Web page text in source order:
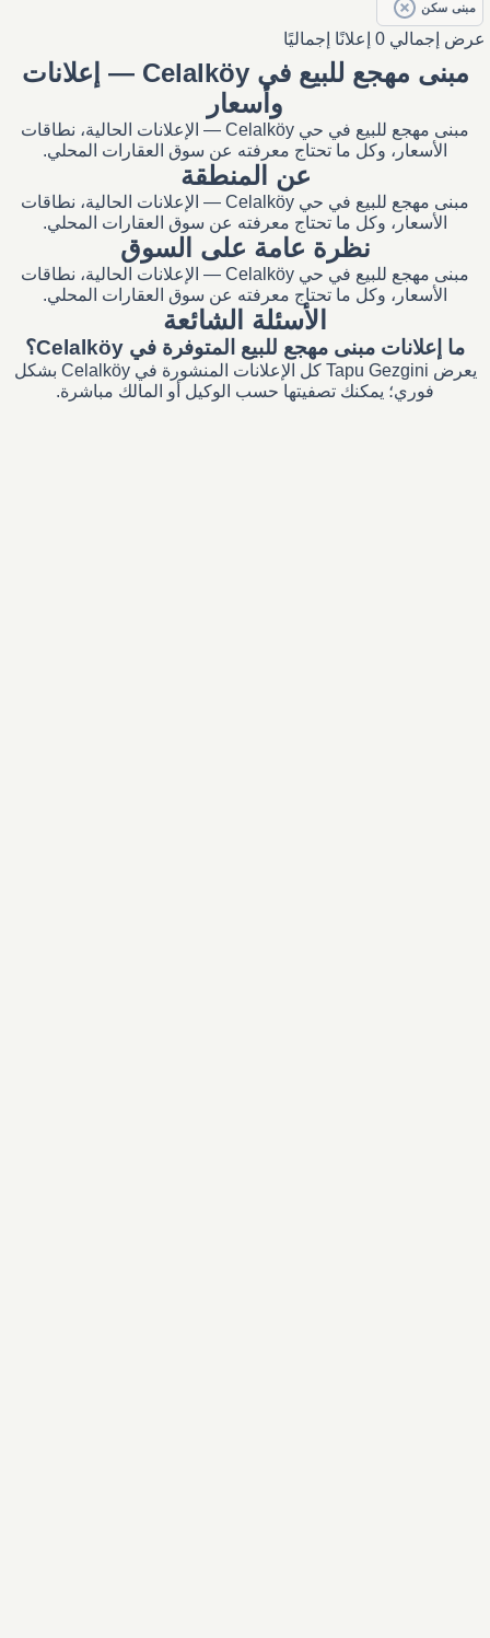
مبنى سكن
عرض إجمالي 0 إعلانًا إجماليًا
مبنى مهجع للبيع في Celalköy — إعلانات
وأسعار
مبنى مهجع للبيع في حي Celalköy — الإعلانات الحالية، نطاقات
الأسعار، وكل ما تحتاج معرفته عن سوق العقارات المحلي.
عن المنطقة
مبنى مهجع للبيع في حي Celalköy — الإعلانات الحالية، نطاقات
الأسعار، وكل ما تحتاج معرفته عن سوق العقارات المحلي.
نظرة عامة على السوق
مبنى مهجع للبيع في حي Celalköy — الإعلانات الحالية، نطاقات
الأسعار، وكل ما تحتاج معرفته عن سوق العقارات المحلي.
الأسئلة الشائعة
ما إعلانات مبنى مهجع للبيع المتوفرة في Celalköy؟
يعرض Tapu Gezgini كل الإعلانات المنشورة في Celalköy بشكل
فوري؛ يمكنك تصفيتها حسب الوكيل أو المالك مباشرة.